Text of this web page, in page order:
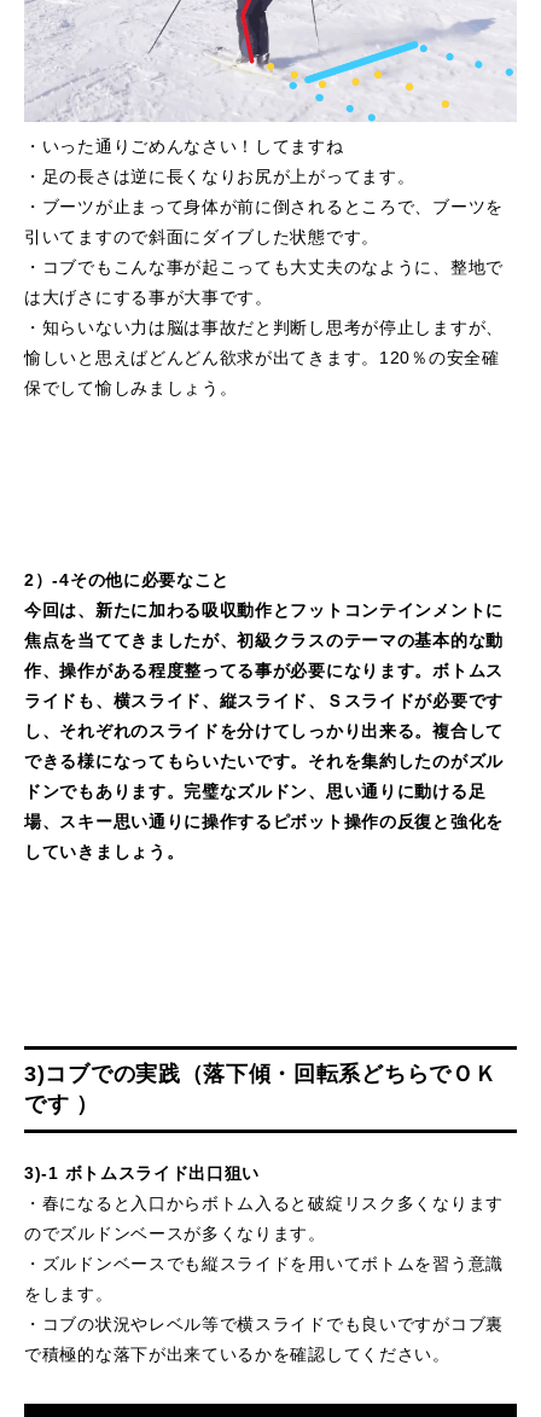
・いった通りごめんなさい！してますね
・足の長さは逆に長くなりお尻が上がってます。
・ブーツが止まって身体が前に倒されるところで、ブーツを
引いてますので斜面にダイブした状態です。
・コブでもこんな事が起こっても大丈夫のなように、整地で
は大げさにする事が大事です。
・知らいない力は脳は事故だと判断し思考が停止しますが、
愉しいと思えばどんどん欲求が出てきます。120％の安全確
保でして愉しみましょう。
2）-4その他に必要なこと
今回は、新たに加わる吸収動作とフットコンテインメントに
焦点を当ててきましたが、初級クラスのテーマの基本的な動
作、操作がある程度整ってる事が必要になります。ボトムス
ライドも、横スライド、縦スライド、Ｓスライドが必要です
し、それぞれのスライドを分けてしっかり出来る。複合して
できる様になってもらいたいです。それを集約したのがズル
ドンでもあります。完璧なズルドン、思い通りに動ける足
場、スキー思い通りに操作するピボット操作の反復と強化を
していきましょう。
3)コブでの実践（落下傾・回転系どちらでＯＫ
です ）
3)-1 ボトムスライド出口狙い
・春になると入口からボトム入ると破綻リスク多くなります
のでズルドンベースが多くなります。
・ズルドンベースでも縦スライドを用いてボトムを習う意識
をします。
・コブの状況やレベル等で横スライドでも良いですがコブ裏
で積極的な落下が出来ているかを確認してください。